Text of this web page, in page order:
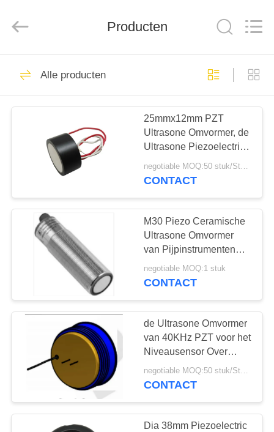
HUIS
PRODUCTEN
ONGEVEER
FABRIEKSREIS
KWALITEITSCONTROLE
CONTACTEER
ONS
VERZOEK
OM EEN
CITAAT
SITEMAP
Technology
De Ultrasone
Omvormer van PZT
Medische Ultrasone
Omvormer
41
ultrasone
schoonmakende
omvormer
22
Producten
Alle producten
25mmx12mm PZT
Ultrasone Omvormer, de
Ultrasone Piezoelectric
Omvormer van 112KHz
negotiable MOQ:50 stuk/Stukken
CONTACT
M30 Piezo Ceramische
Ultrasone Omvormer
van Pijpinstrumenten
voor Niveaumeter
negotiable MOQ:1 stuk
CONTACT
de Ultrasone Omvormer
van 40KHz PZT voor het
Niveausensor Over
lange afstand van de
Messingshuisvesting
negotiable MOQ:50 stuk/Stukken
CONTACT
Dia 38mm Piezoelectric